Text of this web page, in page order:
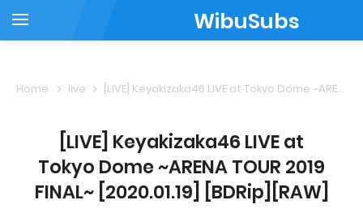
WibuSubs
Home live [LIVE] Keyakizaka46 LIVE at Tokyo Dome ~ARENA TOUR 2019 FINAL~ [2020.01.19] [BDRip][RAW]
[LIVE] Keyakizaka46 LIVE at
Tokyo Dome ~ARENA TOUR 2019
FINAL~ [2020.01.19] [BDRip][RAW]